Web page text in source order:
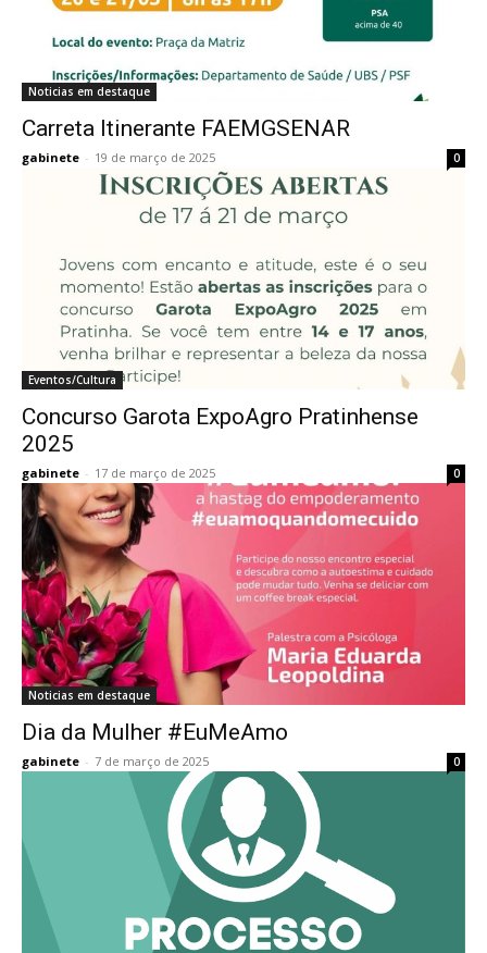
Noticias em destaque
Carreta Itinerante FAEMGSENAR
gabinete - 19 de março de 2025 0
Eventos/Cultura
Concurso Garota ExpoAgro Pratinhense
2025
gabinete - 17 de março de 2025 0
Noticias em destaque
Dia da Mulher #EuMeAmo
gabinete - 7 de março de 2025 0